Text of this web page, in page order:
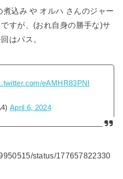
込み や オルハ さんのジャー
すが、(おれ自身の勝手な)サ
はパス。
eAMHR83PNI
April 6, 2024
status/177657822330